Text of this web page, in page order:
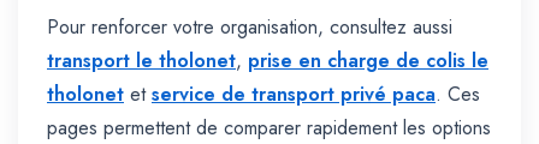
Pour renforcer votre organisation, consultez aussi
transport le tholonet, prise en charge de colis le
tholonet etservice de transport privé paca. Ces
pages permettent de comparer rapidement les options